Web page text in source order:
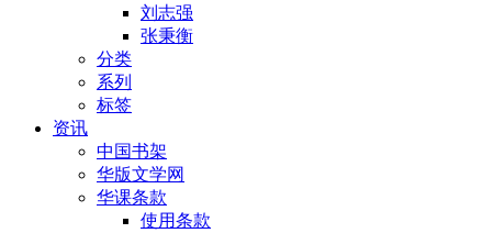
刘志强
张秉衡
分类
系列
标签
资讯
中国书架
华版文学网
华课条款
使用条款